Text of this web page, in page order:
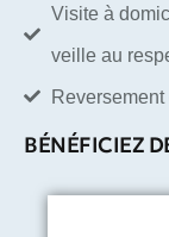
Visite à
veille au
BÉNÉFICIEZ